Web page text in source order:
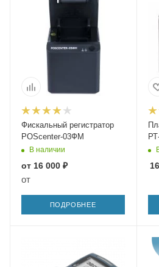
Фискальный регистратор
POScenter-03ФМ
В наличии
от 16 000 ₽
от
ПОДРОБНЕЕ